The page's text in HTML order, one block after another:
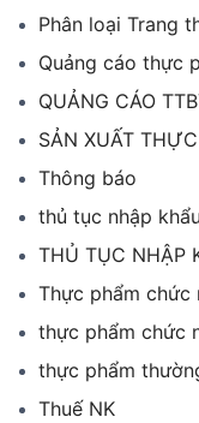
Phân loại Trang
Quảng cáo thực
QUẢNG CÁO
SẢN XUẤT
Thông báo
thủ tục nhập khẩu
THỦ TỤC NHẬP
Thực phẩm chức
thực phẩm chức
thực phẩm
Thuế NK